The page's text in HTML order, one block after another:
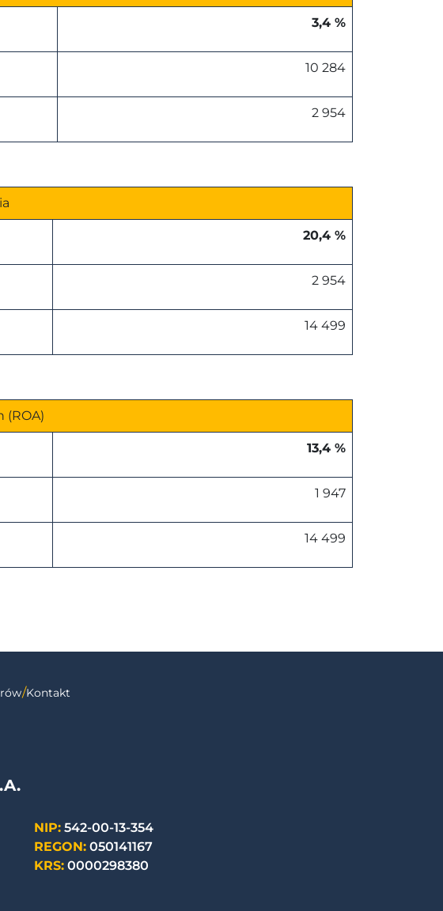
3,4 %
10 284
2 954
20,4 %
2 954
14 499
(ROA)
13,4 %
1 947
14 499
Kontakt
NIP:542-00-13-354
REGON:050141167
KRS:0000298380